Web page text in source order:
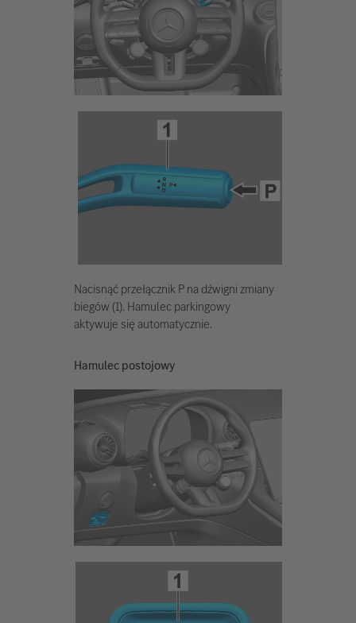
Nacisnąć przełącznik P na dźwigni zmiany
biegów (1). Hamulec parkingowy
aktywuje się automatycznie.
Hamulec postojowy